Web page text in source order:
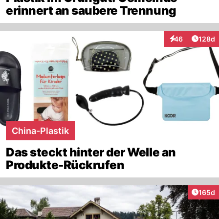
erinnert an saubere Trennung
46
Interaktionen
128d
China-Plastik
Das steckt hinter der Welle an
Produkte-Rückrufen
165d